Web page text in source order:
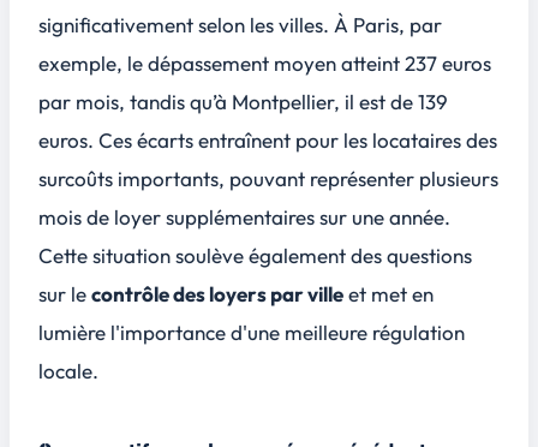
significativement selon les villes. À Paris, par
exemple, le dépassement moyen atteint 237 euros
par mois, tandis qu’à Montpellier, il est de 139
euros. Ces écarts entraînent pour les locataires des
surcoûts importants, pouvant représenter plusieurs
mois de loyer supplémentaires sur une année.
Cette situation soulève également des questions
sur lecontrôle des loyers par villeet met en
lumière l'importance d'une meilleure régulation
locale.